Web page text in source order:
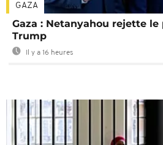
GAZA
Gaza : Netanyahou rejette
Trump
Il y a 16 heures